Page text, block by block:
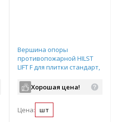
Вершина опоры
противопожарной HILST
LIFT F для плитки стандарт,
Хорошая цена!
Цена: шт